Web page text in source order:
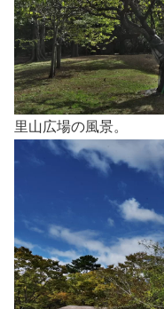
里山広場の風景。